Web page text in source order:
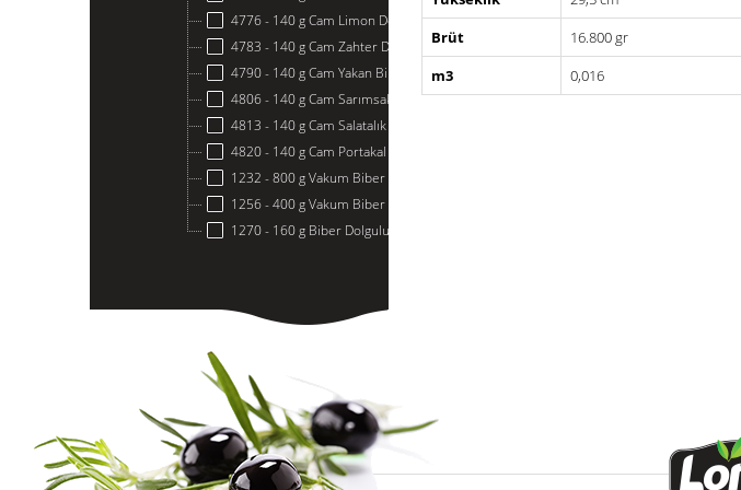
4776 - 140 g Cam Limon Dolgulu Yeşil Zeytin
4783 - 140 g Cam Zahter Dolgulu Yeşil Zeytin
4790 - 140 g Cam Yakan Biber Dolgulu Yeşil Zeytin
4806 - 140 g Cam Sarımsak Dolgulu Yeşil Biber
4813 - 140 g Cam Salatalık Dolgulu Yeşil Zeytin
4820 - 140 g Cam Portakal Dolgulu Yeşil Zeytin
1232 - 800 g Vakum Biber Dolgulu Yeşil Zeytin
1256 - 400 g Vakum Biber Dolgulu Yeşil Zeytin
1270 - 160 g Biber Dolgulu Yeşil Zeytin
Brüt
16.800 gr
m3
0,016